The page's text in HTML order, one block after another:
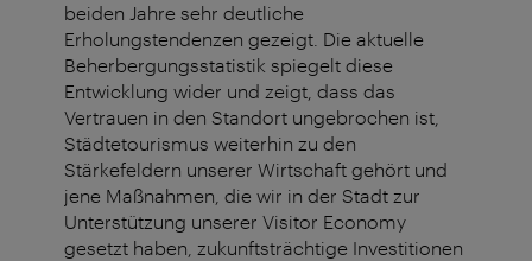
beiden Jahre sehr deutliche
Erholungstendenzen gezeigt. Die aktuelle
Beherbergungsstatistik spiegelt diese
Entwicklung wider und zeigt, dass das
Vertrauen in den Standort ungebrochen ist,
Städtetourismus weiterhin zu den
Stärkefeldern unserer Wirtschaft gehört und
jene Maßnahmen, die wir in der Stadt zur
Unterstützung unserer Visitor Economy
gesetzt haben, zukunftsträchtige Investitionen